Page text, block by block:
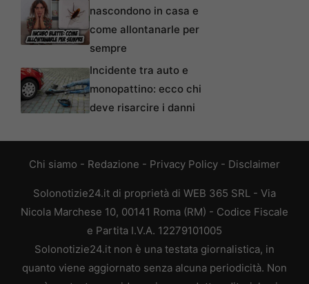
nascondono in casa e
come allontanarle per
sempre
Incidente tra auto e
monopattino: ecco chi
deve risarcire i danni
Chi siamo - Redazione - Privacy Policy - Disclaimer
Solonotizie24.it di proprietà di WEB 365 SRL - Via
Nicola Marchese 10, 00141 Roma (RM) - Codice Fiscale
e Partita I.V.A. 12279101005
Solonotizie24.it non è una testata giornalistica, in
quanto viene aggiornato senza alcuna periodicità. Non